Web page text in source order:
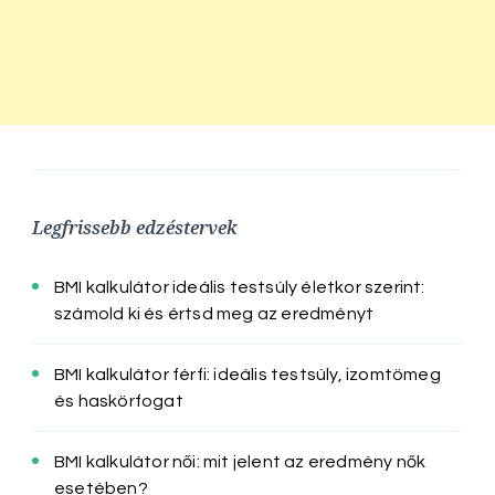
Legfrissebb edzéstervek
BMI kalkulátor ideális testsúly életkor szerint:
számold ki és értsd meg az eredményt
BMI kalkulátor férfi: ideális testsúly, izomtömeg
és haskörfogat
BMI kalkulátor női: mit jelent az eredmény nők
esetében?